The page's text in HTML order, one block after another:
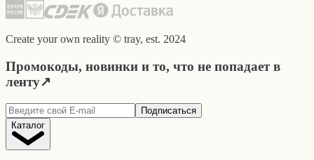
Create your own reality © tray, est. 2024
Промокоды, новинки и то, что не попадает в
ленту↗
Подписаться
Каталог